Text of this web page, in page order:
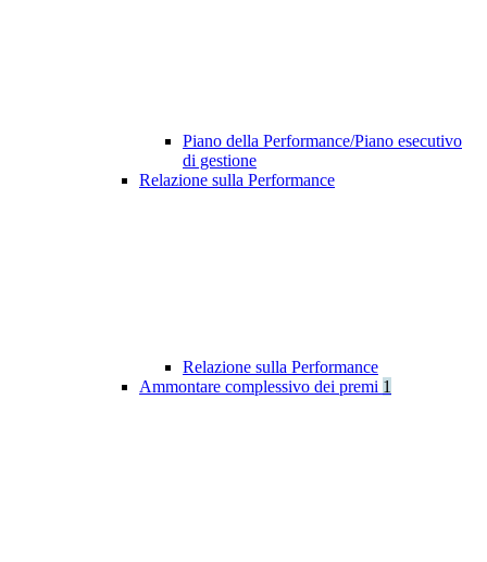
Piano della Performance/Piano esecutivo
di gestione
Relazione sulla Performance
Relazione sulla Performance
Ammontare complessivo dei premi 1